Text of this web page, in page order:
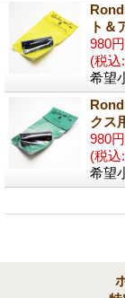
ト＆
980円
(税込:
希望
クス
980円
(税込:
希望